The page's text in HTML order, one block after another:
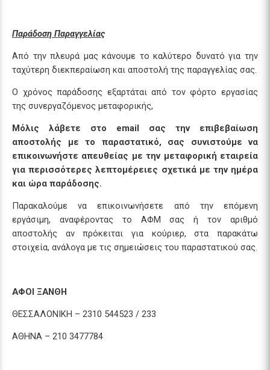
Παράδοση Παραγγελίας
Από την πλευρά μας κάνουμε το καλύτερο δυνατό για την
ταχύτερη διεκπεραίωση και αποστολή της παραγγελίας σας.
Ο χρόνος παράδοσης εξαρτάται από τον φόρτο εργασίας
της συνεργαζόμενος μεταφορικής,
Μόλις λάβετε στο email σας την επιβεβαίωση
αποστολής με το παραστατικό, σας συνιστούμε να
επικοινωνήστε απευθείας με την μεταφορική εταιρεία
για περισσότερες λεπτομέρειες σχετικά με την ημέρα
και ώρα παράδοσης.
Παρακαλούμε να επικοινωνήσετε από την επόμενη
εργάσιμη, αναφέροντας το ΑΦΜ σας ή τον αριθμό
αποστολής αν πρόκειται για κούριερ, στα παρακάτω
στοιχεία, ανάλογα με τις σημειώσεις του παραστατικού σας.
ΑΦΟΙ ΞΑΝΘΗ
ΘΕΣΣΑΛΟΝΙΚΗ – 2310 544523 / 233
ΑΘΗΝΑ – 210 3477784